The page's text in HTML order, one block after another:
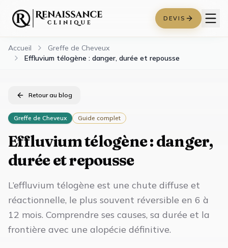
DEVIS
Accueil
Greffe de Cheveux
Effluvium télogène : danger, durée et repousse
Retour au blog
Greffe de Cheveux Guide complet
Effluvium télogène : danger,
durée et repousse
L’effluvium télogène est une chute diffuse et
réactionnelle, le plus souvent réversible en 6 à
12 mois. Comprendre ses causes, sa durée et la
frontière avec une alopécie définitive.